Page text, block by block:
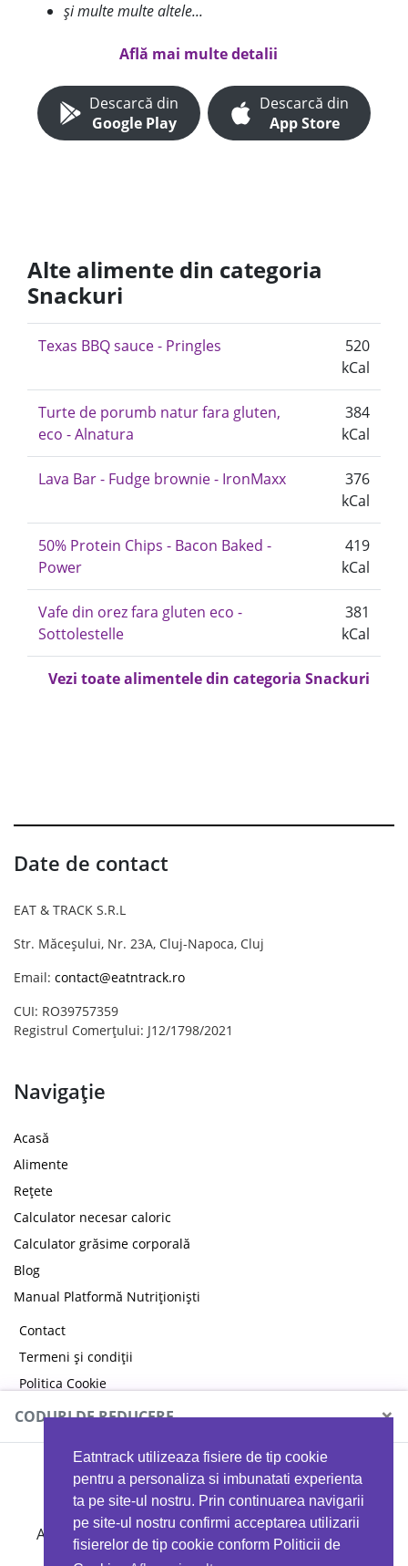
Eatntrack utilizeaza fisiere de tip cookie
pentru a personaliza si imbunatati experienta
ta pe site-ul nostru. Prin continuarea navigarii
pe site-ul nostru confirmi acceptarea utilizarii
fisierelor de tip cookie conform Politicii de
și multe multe altele...
Află mai multe detalii
Descarcă din
Google Play
Descarcă din
App Store
Alte alimente din categoria
Snackuri
Texas BBQ sauce - Pringles
520
kCal
Turte de porumb natur fara gluten,
eco - Alnatura
384
kCal
Lava Bar - Fudge brownie - IronMaxx
376
kCal
50% Protein Chips - Bacon Baked -
Power
419
kCal
Vafe din orez fara gluten eco -
Sottolestelle
381
kCal
Vezi toate alimentele din categoria Snackuri
Date de contact
EAT & TRACK S.R.L
Str. Măceșului, Nr. 23A, Cluj-Napoca, Cluj
Email: contact@eatntrack.ro
CUI: RO39757359
Registrul Comerțului: J12/1798/2021
Navigație
Acasă
Alimente
Rețete
Calculator necesar caloric
Calculator grăsime corporală
Blog
Manual Platformă Nutriționiști
Contact
Termeni și condiții
Politica Cookie
Politica de confidențialitate
CODURI DE REDUCERE ×
MYPROTEIN
Ai 40%reducere la orice comandă folosind codul
EATTRACK